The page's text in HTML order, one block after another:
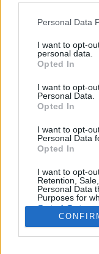
Please note that
not limited to your
grant or deny
use your data for
consent section.
Personal Data
I want to opt-
personal data.
Opted In
I want to opt-
Personal Data.
Opted In
I want to opt-
Personal Data
Opted In
I want to opt-
Retention,
Personal Data
Purposes for
Opted Out
Google
Ettél már
konyháján?
jótékonyság
világevő• 2013.
Van egy ezresed
annál sokkal
leggazdagabbak
exkluzív konyhai
Michelin-
séfasztalnál, ami